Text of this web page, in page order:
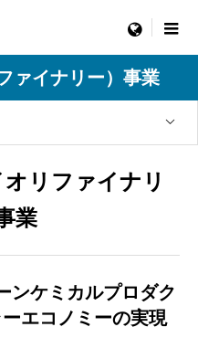
menu
ァイナリー）事業
リファイナリ
業
ンケミカルプロダク
エコノミーの実現